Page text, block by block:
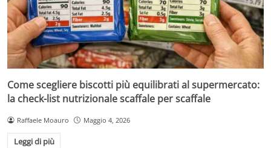
Come scegliere biscotti più equilibrati al supermercato:
la check-list nutrizionale scaffale per scaffale
Raffaele Moauro Maggio 4, 2026
Leggi di più